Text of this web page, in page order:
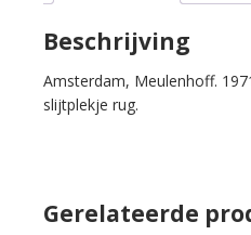
aantal
Beschrijving
Amsterdam, Meulenhoff.
slijtplekje rug.
Gerelateerde